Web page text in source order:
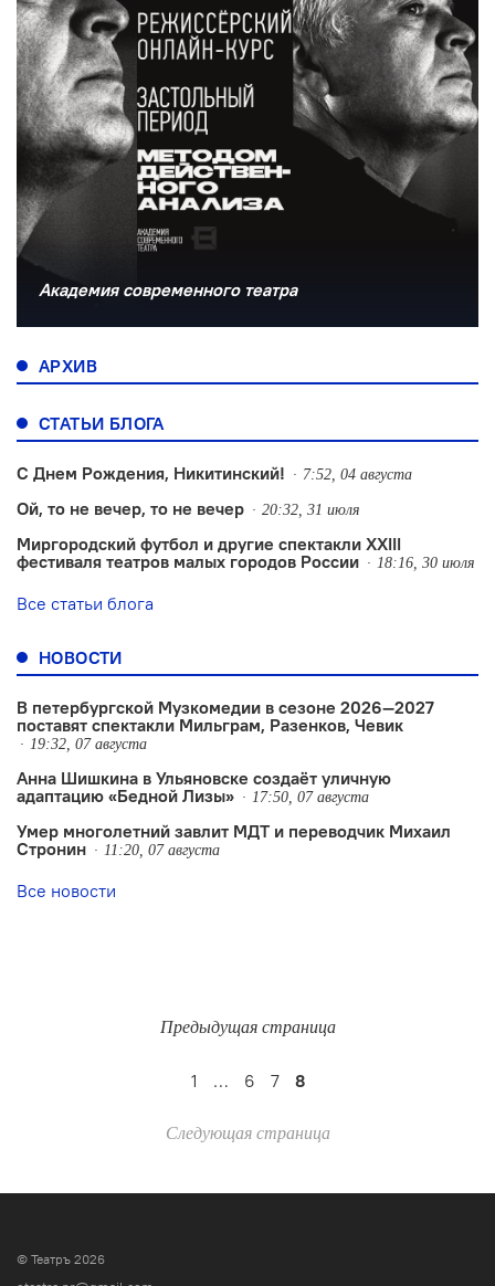
Академия современного театра
АРХИВ
СТАТЬИ БЛОГА
С Днем Рождения, Никитинский! 7:52, 04 августа
Ой, то не вечер, то не вечер 20:32, 31 июля
Миргородский футбол и другие спектакли XXIII
фестиваля театров малых городов России
18:16, 30 июля
Все статьи блога
НОВОСТИ
В петербургской Музкомедии в сезоне 2026—2027
поставят спектакли Мильграм, Разенков, Чевик
19:32, 07 августа
Анна Шишкина в Ульяновске создаëт уличную
адаптацию «Бедной Лизы»
17:50, 07 августа
Умер многолетний завлит МДТ и переводчик Михаил
Стронин
11:20, 07 августа
Все новости
Предыдущая страница
1 … 6 7 8
Следующая страница
© Театръ 2026